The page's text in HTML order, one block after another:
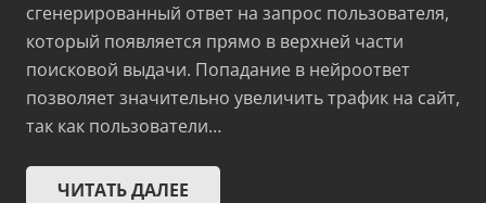
сгенерированный ответ на запрос пользователя,
который появляется прямо в верхней части
поисковой выдачи. Попадание в нейроответ
позволяет значительно увеличить трафик на сайт,
так как пользователи…
ЧИТАТЬ ДАЛЕЕ